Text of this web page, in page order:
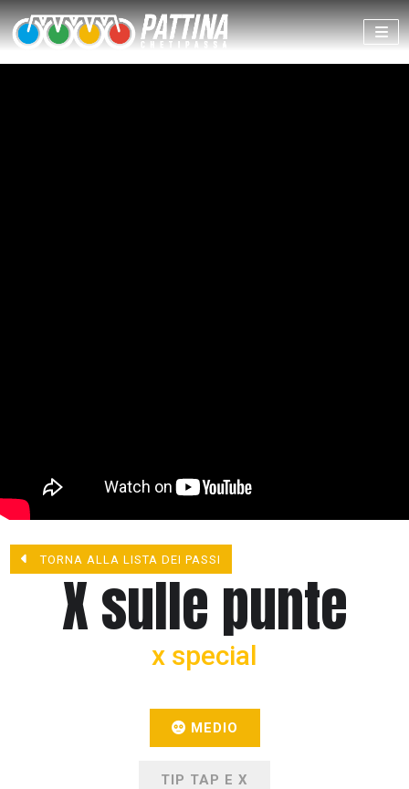
TORNA ALLA LISTA DEI PASSI
X sulle punte
x special
MEDIO
TIP TAP E X